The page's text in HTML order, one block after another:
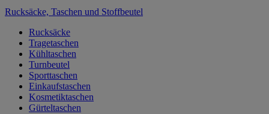
Rucksäcke, Taschen und Stoffbeutel
Rucksäcke
Tragetaschen
Kühltaschen
Turnbeutel
Sporttaschen
Einkaufstaschen
Kosmetiktaschen
Gürteltaschen